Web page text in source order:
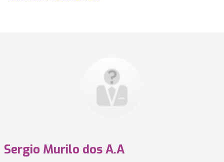
Sergio Murilo dos A.A